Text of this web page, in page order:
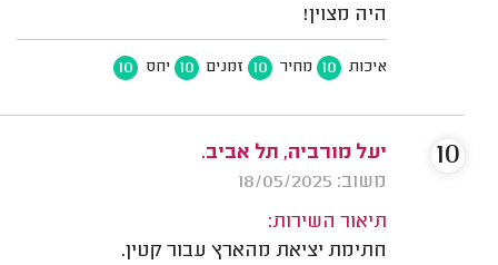
היה מצוין!
איכות 10 מחיר 10 זמנים 10 יחס 10
יעל מורביה, תל אביב.
משוב: 18/05/2025
תיאור השירות:
חתימת יציאת מהארץ עבור קטין.
10